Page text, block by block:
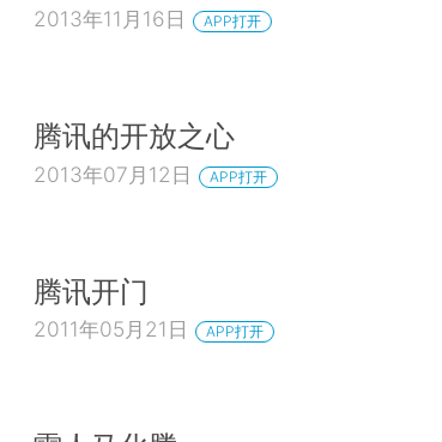
2013年11月16日 APP打开
腾讯的开放之心
2013年07月12日 APP打开
腾讯开门
2011年05月21日 APP打开